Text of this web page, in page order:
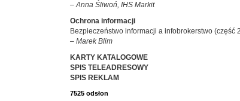
– Anna Śliwoń, IHS Markit
Ochrona informacji
Bezpieczeństwo informacji a infobrokerstwo
– Marek Blim
KARTY KATALOGOWE
SPIS TELEADRESOWY
SPIS REKLAM
7525 odsłon